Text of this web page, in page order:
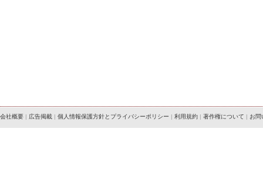
会社概要 | 広告掲載 | 個人情報保護方針とプライバシーポリシー | 利用規約 | 著作権について | お問